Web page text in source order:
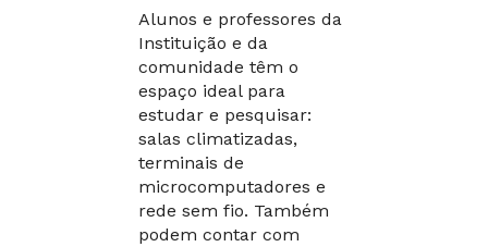
Alunos e professores da
Instituição e da
comunidade têm o
espaço ideal para
estudar e pesquisar:
salas climatizadas,
terminais de
microcomputadores e
rede sem fio. Também
podem contar com